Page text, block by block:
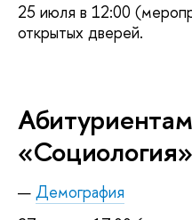
25 июля в 12:00
открытых дверей.
«Социология»
Демография